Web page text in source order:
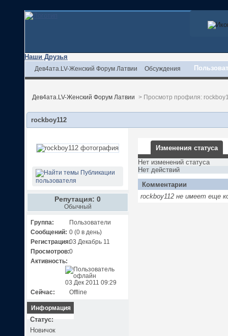
Наши Друзья
Дев4ата.LV-Женский Форум Латвии Обсуждения
Дев4ата.LV-Женский Форум Латвии > Просмотр профиля:
rockboy112
Публикации
пользователя
Репутация: 0
Обычный
Группа:
Пользователи
Сообщений: 0 (0 в день)
Регистрация:03 Декабрь 11
Просмотров:0
Активность:
03 Дек 2011 09:29
Сейчас:
Offline
Информация
Статус:
Новичок
Изменения статуса
Нет изменений статуса
Нет действий
Комментарии
rockboy112 не имеет еще